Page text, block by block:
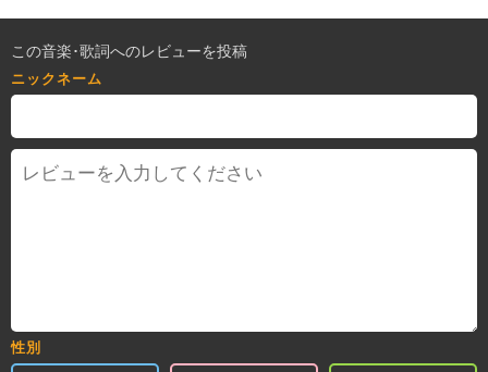
この音楽･歌詞へのレビューを投稿
ニックネーム
性別